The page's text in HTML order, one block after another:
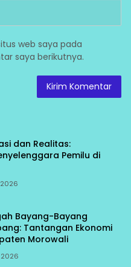
web saya pada
saya berikutnya.
dan Realitas:
Pemilu di
Bayang-Bayang
Tantangan Ekonomi
Morowali